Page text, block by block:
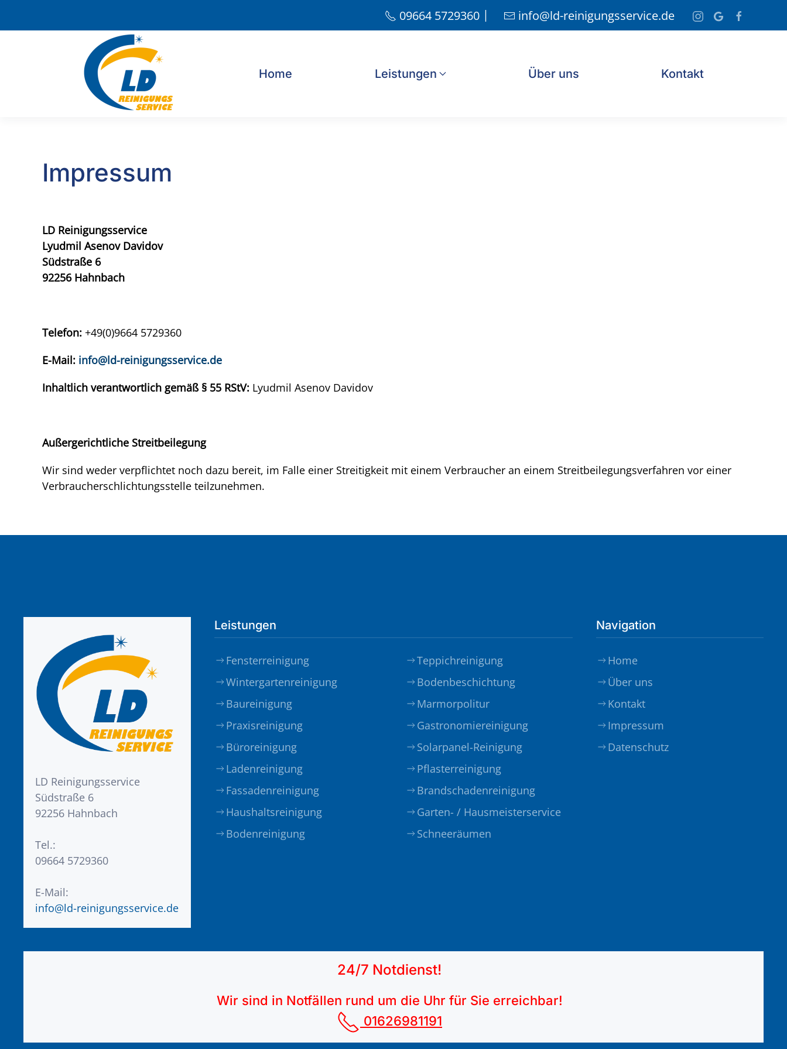
Zum Hauptinhalt springen
09664 5729360 | info@ld-reinigungsservice.de
Home Leistungen Über uns Kontakt
Impressum
LD Reinigungsservice
Lyudmil Asenov Davidov
Südstraße 6
92256 Hahnbach
Telefon: +49(0)9664 5729360
E-Mail: info@ld-reinigungsservice.de
Inhaltlich verantwortlich gemäß § 55 RStV: Lyudmil Asenov Davidov
Außergerichtliche Streitbeilegung
Wir sind weder verpflichtet noch dazu bereit, im Falle einer Streitigkeit mit einem Verbraucher an einem Streitbeilegungsverfahren vor einer
Verbraucherschlichtungsstelle teilzunehmen.
LD Reinigungsservice
Südstraße 6
92256 Hahnbach
Tel.:
09664 5729360
E-Mail:
info@ld-reinigungsservice.de
Leistungen
Fensterreinigung
Wintergartenreinigung
Baureinigung
Praxisreinigung
Büroreinigung
Ladenreinigung
Fassadenreinigung
Haushaltsreinigung
Bodenreinigung
Teppichreinigung
Bodenbeschichtung
Marmorpolitur
Gastronomiereinigung
Solarpanel-Reinigung
Pflasterreinigung
Brandschadenreinigung
Garten- / Hausmeisterservice
Schneeräumen
Navigation
Home
Über uns
Kontakt
Impressum
Datenschutz
24/7 Notdienst!
Wir sind in Notfällen rund um die Uhr für Sie erreichbar!
01626981191